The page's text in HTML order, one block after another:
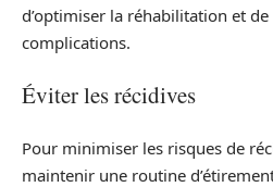
d’optimiser la réhabilitation et
complications.
Éviter les récidives
Pour minimiser les risques de
maintenir une routine